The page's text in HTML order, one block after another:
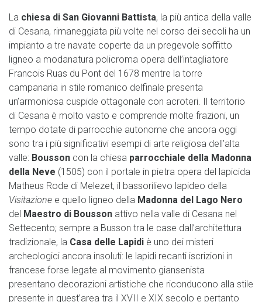
La chiesa di San Giovanni Battista, la più antica della valle
di Cesana, rimaneggiata più volte nel corso dei secoli ha un
impianto a tre navate coperte da un pregevole soffitto
ligneo a modanatura policroma opera dell’intagliatore
Francois Ruas du Pont del 1678 mentre la torre
campanaria in stile romanico delfinale presenta
un’armoniosa cuspide ottagonale con acroteri. Il territorio
di Cesana è molto vasto e comprende molte frazioni, un
tempo dotate di parrocchie autonome che ancora oggi
sono tra i più significativi esempi di arte religiosa dell’alta
valle: Bousson con la chiesa parrocchiale della Madonna
della Neve (1505) con il portale in pietra opera del lapicida
Matheus Rode di Melezet, il bassorilievo lapideo della
Visitazione e quello ligneo della Madonna del Lago Nero
del Maestro di Bousson attivo nella valle di Cesana nel
Settecento; sempre a Busson tra le case dall’architettura
tradizionale, la Casa delle Lapidi è uno dei misteri
archeologici ancora insoluti: le lapidi recanti iscrizioni in
francese forse legate al movimento giansenista
presentano decorazioni artistiche che riconducono alla stile
presente in quest’area tra il XVII e XIX secolo e pertanto